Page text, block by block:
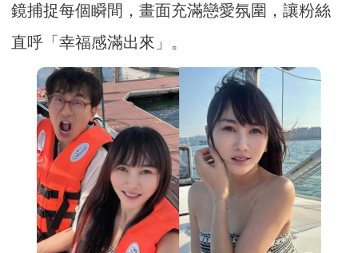
鏡捕捉每個瞬間，畫面充滿戀愛氛圍，讓粉絲
直呼「幸福感滿出來」。